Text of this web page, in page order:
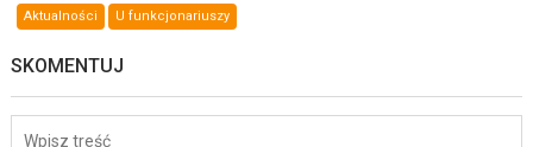
Aktualności U funkcjonariuszy
SKOMENTUJ